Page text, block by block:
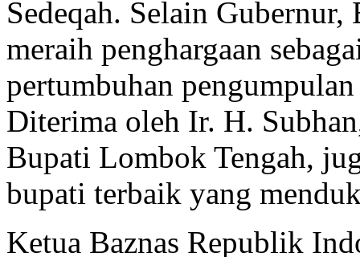
Sedeqah. Selain
meraih penghargaan
pertumbuhan
Diterima oleh Ir. H.
Bupati Lombok Tengah,
bupati terbaik yang
Ketua Baznas Republik